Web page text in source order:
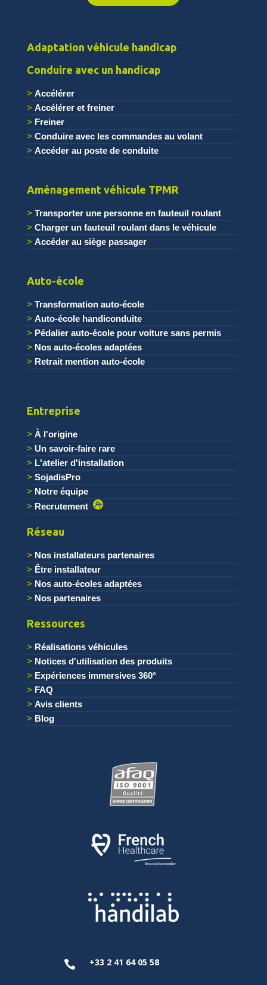
Adaptation véhicule handicap
Conduire avec un handicap
Accélérer
Accélérer et freiner
Freiner
Conduire avec les commandes au volant
Accéder au poste de conduite
Aménagement véhicule TPMR
Transporter une personne en fauteuil roulant
Charger un fauteuil roulant dans le véhicule
Accéder au siège passager
Auto-école
Transformation auto-école
Auto-école handiconduite
Pédalier auto-école pour voiture sans permis
Nos auto-écoles adaptées
Retrait mention auto-école
Entreprise
À l'origine
Un savoir-faire rare
L'atelier d'installation
SojadisPro
Notre équipe
Recrutement
Réseau
Nos installateurs partenaires
Être installateur
Nos auto-écoles adaptées
Nos partenaires
Ressources
Réalisations véhicules
Notices d'utilisation des produits
Expériences immersives 360°
FAQ
Avis clients
Blog
 +33 2 41 64 05 58